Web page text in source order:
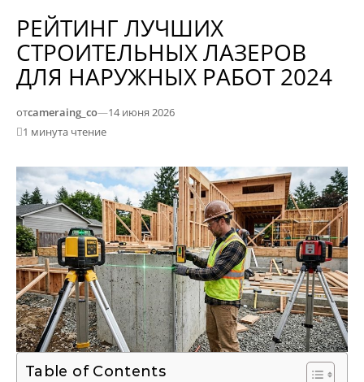
РЕЙТИНГ ЛУЧШИХ
СТРОИТЕЛЬНЫХ ЛАЗЕРОВ
ДЛЯ НАРУЖНЫХ РАБОТ 2024
отcameraing_co—14 июня 2026
1 минута чтение
Table of Contents